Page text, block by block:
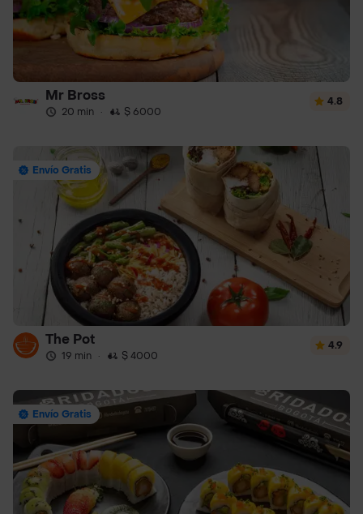
Mr Bross
20 min · $ 6000
4.8
Envío Gratis
The Pot
19 min · $ 4000
4.9
Envío Gratis